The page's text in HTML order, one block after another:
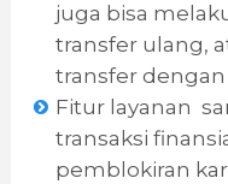
juga bisa
transfer ulang,
transfer
Fitur layanan
transaksi
pemblokiran